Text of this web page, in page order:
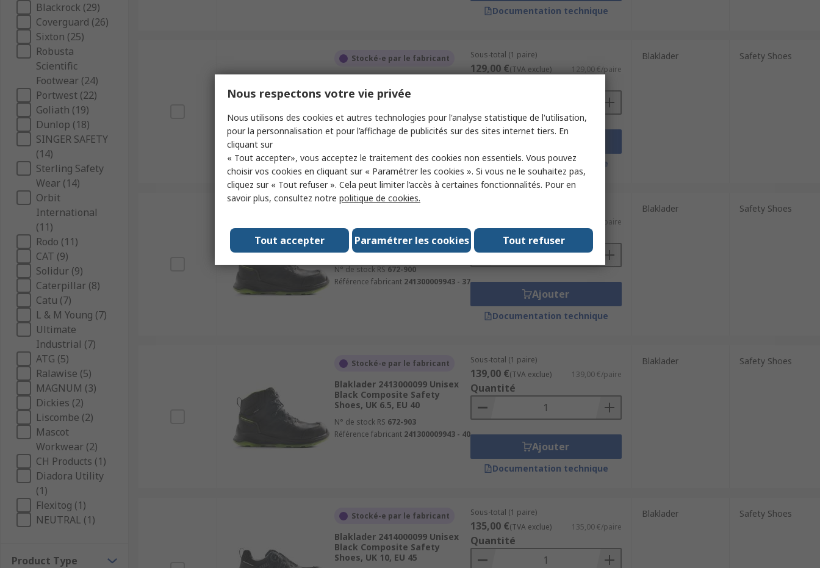
Blackrock (29)
Coverguard (26)
Sixton (25)
Robusta
Scientific
Footwear (24)
Portwest (22)
Goliath (19)
Dunlop (18)
SINGER SAFETY
(14)
Sterling Safety
Wear (14)
Orbit
International
(11)
Rodo (11)
CAT (9)
Solidur (9)
Caterpillar (8)
Catu (7)
L & M Young (7)
Ultimate
Industrial (7)
ATG (5)
Ralawise (5)
MAGNUM (3)
Dickies (2)
Liscombe (2)
Mascot
Workwear (2)
CH Products (1)
Diadora Utility
(1)
Flexitog (1)
NEUTRAL (1)
Product Type
Documentation technique
Stocké-e par le fabricant
Black Composite Safety
Shoes, UK 8, EU 42
N° de stock RS672-890
Référence fabricant241200009943 - 42
Sous-total (1 paire)
129,00 €(TVA exclue) 129,00 €/paire
Documentation technique
Blaklader Safety Shoes
Blaklader 2413000099 Unisex
Black Composite Safety
Shoes, UK 4, EU 37
N° de stock RS 672-900
Référence fabricant 241300009943 - 37
139,00 €/paire
Quantité
Ajouter
Documentation technique
Blaklader Safety Shoes
Stocké-e par le fabricant
Blaklader 2413000099 Unisex
Black Composite Safety
Shoes, UK 6.5, EU 40
N° de stock RS 672-903
Référence fabricant 241300009943 - 40
Sous-total (1 paire)
139,00 €(TVA exclue) 139,00 €/paire
Quantité
Ajouter
Documentation technique
Blaklader Safety Shoes
Stocké-e par le fabricant
Blaklader 2414000099 Unisex
Black Composite Safety
Shoes, UK 10, EU 45
Sous-total (1 paire)
135,00 €(TVA exclue) 135,00 €/paire
Quantité
Blaklader Safety Shoes
Nous respectons votre vie privée
Nous utilisons des cookies et autres technologies pour l'analyse statistique de l'utilisation,
pour la personnalisation et pour l’affichage de publicités sur des sites internet tiers. En
cliquant sur
« Tout accepter», vous acceptez le traitement des cookies non essentiels. Vous pouvez
choisir vos cookies en cliquant sur « Paramétrer les cookies ». Si vous ne le souhaitez pas,
cliquez sur « Tout refuser ». Cela peut limiter l’accès à certaines fonctionnalités. Pour en
savoir plus, consultez notre politique de cookies.
Tout accepter Paramétrer les cookies Tout refuser